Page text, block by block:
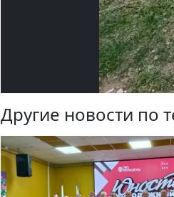
Другие новости по